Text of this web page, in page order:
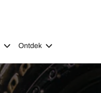
Ontdek